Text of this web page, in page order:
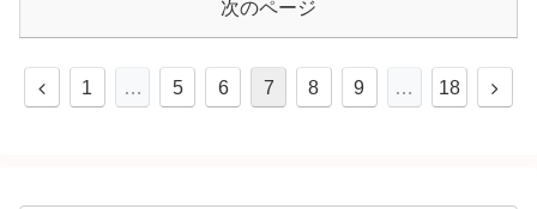
次のページ
1 … 5 6 7 8 9 … 18